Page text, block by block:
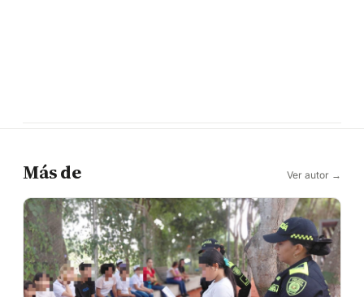
Más de Ver autor →